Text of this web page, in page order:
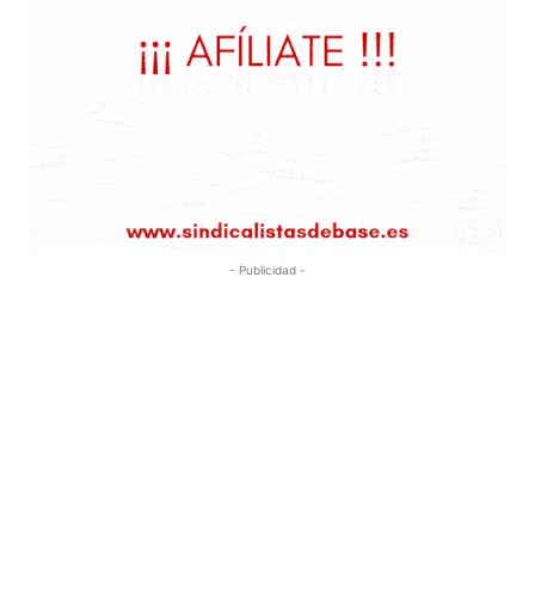
- Publicidad -